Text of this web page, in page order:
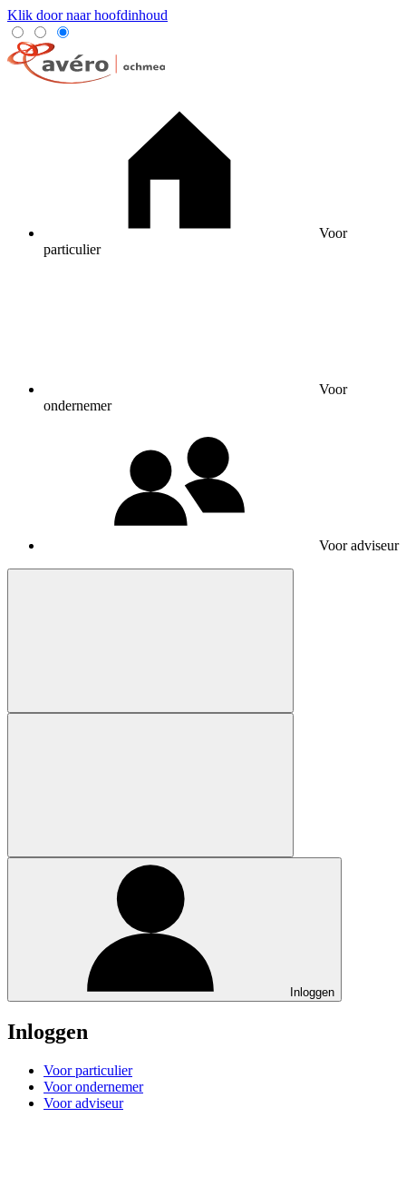
Klik door naar hoofdinhoud
Voor
particulier
Voor
ondernemer
Voor adviseur
Inloggen
Inloggen
Voor particulier
Voor ondernemer
Voor adviseur